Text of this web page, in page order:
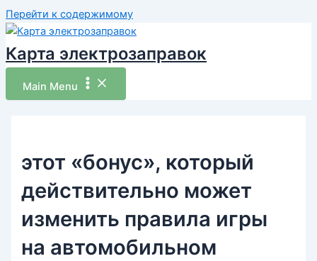
Перейти к содержимому
Карта электрозаправок
Main Menu
этот «бонус», который
действительно может
изменить правила игры
на автомобильном